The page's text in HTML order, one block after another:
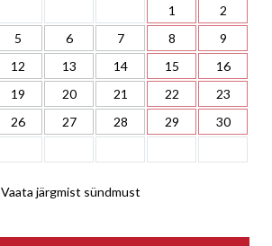
1
2
5 6 7 8
9
12 13 14 15
16
19 20 21 22
23
26 27 28 29
30
Vaata järgmist sündmust